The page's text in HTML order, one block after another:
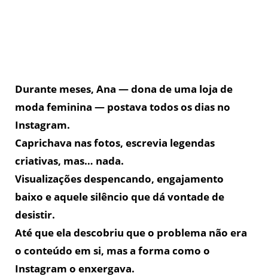
Durante meses, Ana — dona de uma loja de
moda feminina — postava todos os dias no
Instagram.
Caprichava nas fotos, escrevia legendas
criativas, mas… nada.
Visualizações despencando, engajamento
baixo e aquele silêncio que dá vontade de
desistir.
Até que ela descobriu que o problema não era
o conteúdo em si, mas a forma como o
Instagram o enxergava.